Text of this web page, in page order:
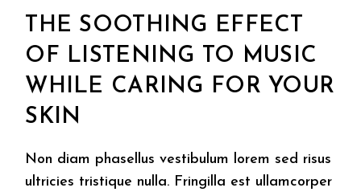
THE SOOTHING EFFECT
OF LISTENING TO MUSIC
WHILE CARING FOR YOUR
SKIN
Non diam phasellus vestibulum lorem sed risus
ultricies tristique nulla. Fringilla est ullamcorper